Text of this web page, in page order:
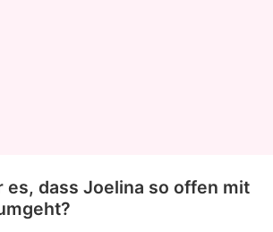
es, dass Joelina so offen mit